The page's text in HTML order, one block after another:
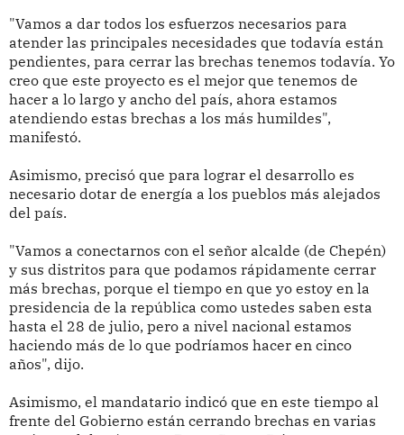
"Vamos a dar todos los esfuerzos necesarios para
atender las principales necesidades que todavía están
pendientes, para cerrar las brechas tenemos todavía. Yo
creo que este proyecto es el mejor que tenemos de
hacer a lo largo y ancho del país, ahora estamos
atendiendo estas brechas a los más humildes",
manifestó.
Asimismo, precisó que para lograr el desarrollo es
necesario dotar de energía a los pueblos más alejados
del país.
"Vamos a conectarnos con el señor alcalde (de Chepén)
y sus distritos para que podamos rápidamente cerrar
más brechas, porque el tiempo en que yo estoy en la
presidencia de la república como ustedes saben esta
hasta el 28 de julio, pero a nivel nacional estamos
haciendo más de lo que podríamos hacer en cinco
años", dijo.
Asimismo, el mandatario indicó que en este tiempo al
frente del Gobierno están cerrando brechas en varias